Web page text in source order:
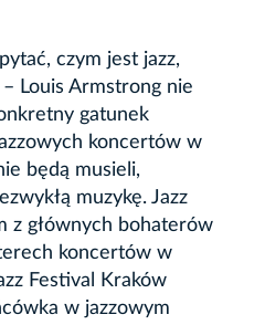
czym jest jazz,
Louis Armstrong nie
gatunek
koncertów w
będą musieli,
muzykę. Jazz
z głównych bohaterów
koncertów w
Festival Kraków
w jazzowym